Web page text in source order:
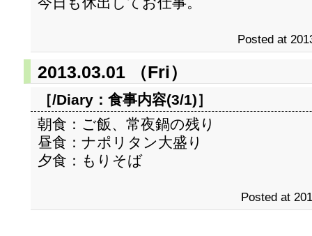
Posted at
2013.03.01 （Fri）
［/Diary： 食事内容(3/1)］
朝食：ご飯、常夜鍋の残り
昼食：ナポリタン大盛り
夕食：もりそば
Posted at